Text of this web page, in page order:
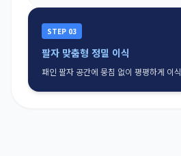
STEP 03
팔자 맞춤형 정밀 이식
패인 팔자 공간에 뭉침 없이 평평하게 이식